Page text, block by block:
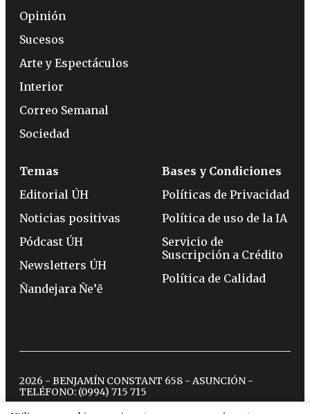
Opinión
Sucesos
Arte y Espectáculos
Interior
Correo Semanal
Sociedad
Temas
Editorial ÚH
Noticias positivas
Pódcast ÚH
Newsletters ÚH
Ñandejara Ñe’ẽ
Bases y Condiciones
Políticas de Privacidad
Política de uso de la IA
Servicio de
Suscripción a Crédito
Política de Calidad
2026 - BENJAMÍN CONSTANT 658 - ASUNCIÓN -
TELÉFONO: (0994) 715 715